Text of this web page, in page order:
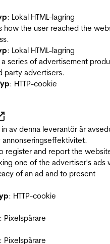
: Lokal HTML-lagring
how the user reached the
: Lokal HTML-lagring
series of advertisement
party advertisers.
: HTTP-cookie
av denna leverantör är
annonseringseffektivitet.
register and report the
one of the advertiser's ads
of an ad and to present
: HTTP-cookie
: Pixelspårare
: Pixelspårare